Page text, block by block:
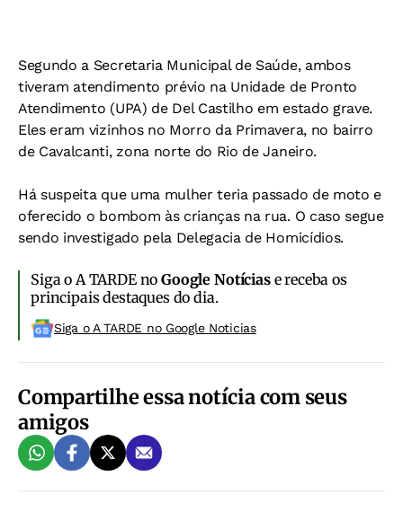
Segundo a Secretaria Municipal de Saúde, ambos
tiveram atendimento prévio na Unidade de Pronto
Atendimento (UPA) de Del Castilho em estado grave.
Eles eram vizinhos no Morro da Primavera, no bairro
de Cavalcanti, zona norte do Rio de Janeiro.
Há suspeita que uma mulher teria passado de moto e
oferecido o bombom às crianças na rua. O caso segue
sendo investigado pela Delegacia de Homicídios.
Siga o A TARDE noGoogle Notíciase receba os
principais destaques do dia.
Siga o A TARDE no Google Noticias
Compartilhe essa notícia com seus
amigos